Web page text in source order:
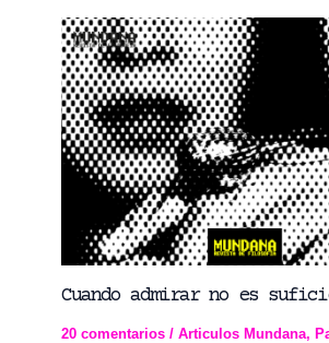
Cuando admirar no es
20 comentarios /Articulos Mundana,